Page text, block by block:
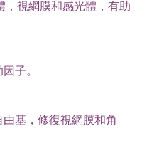
視網膜和感光體，有助
子。
基，修復視網膜和角